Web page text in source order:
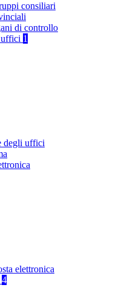
consiliari
di controllo
1
degli uffici
elettronica
4